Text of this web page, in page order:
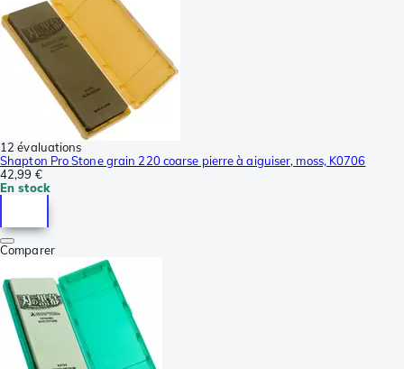
12 évaluations
Shapton Pro Stone grain 220 coarse pierre à aiguiser, moss, K0706
42,99 €
En stock
Comparer